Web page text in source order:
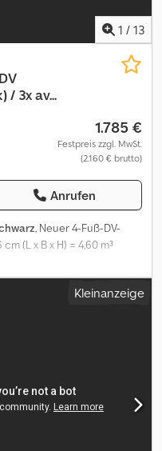
1 / 13
/ 3x av...
1.785 €
Festpreis zzgl. MwSt.
(2.160 € brutto)
Anrufen
, Neuer 4-Fuß-DV-
(L x B x H) = 4,60 m³
Ejkr nur noch 3 Stück
Informationen
Abmessungen (L x B x
Kleinanzeige